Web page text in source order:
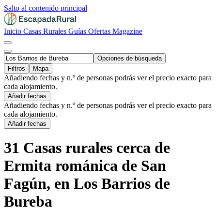
Salto al contenido principal
Inicio Casas Rurales Guías Ofertas Magazine
Opciones de búsqueda
Filtros
Mapa
Añadiendo fechas y n.º de personas podrás ver el precio exacto para
cada alojamiento.
Añadir fechas
Añadiendo fechas y n.º de personas podrás ver el precio exacto para
cada alojamiento.
Añadir fechas
31 Casas rurales cerca de
Ermita románica de San
Fagún, en Los Barrios de
Bureba